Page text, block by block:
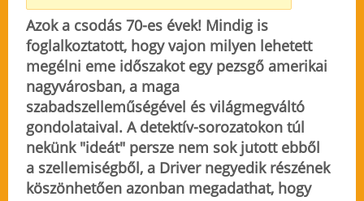
Azok a csodás 70-es évek! Mindig is
foglalkoztatott, hogy vajon milyen lehetett
megélni eme időszakot egy pezsgő amerikai
nagyvárosban, a maga
szabadszelleműségével és világmegváltó
gondolataival. A detektív-sorozatokon túl
nekünk "ideát" persze nem sok jutott ebből
a szellemiségből, a Driver negyedik részének
köszönhetően azonban megadathat, hogy